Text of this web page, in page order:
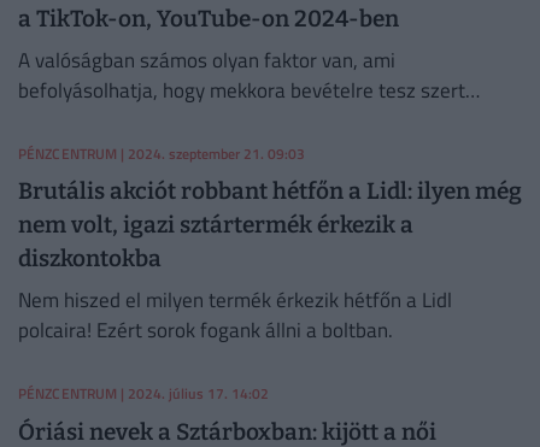
a TikTok-on, YouTube-on 2024-ben
A valóságban számos olyan faktor van, ami
befolyásolhatja, hogy mekkora bevételre tesz szert
PÉNZCENTRUM | 2024. szeptember 21. 09:03
Brutális akciót robbant hétfőn a Lidl: ilyen még
nem volt, igazi sztártermék érkezik a
diszkontokba
Nem hiszed el milyen termék érkezik hétfőn a Lidl
polcaira! Ezért sorok fogank állni a boltban.
PÉNZCENTRUM | 2024. július 17. 14:02
Óriási nevek a Sztárboxban: kijött a női